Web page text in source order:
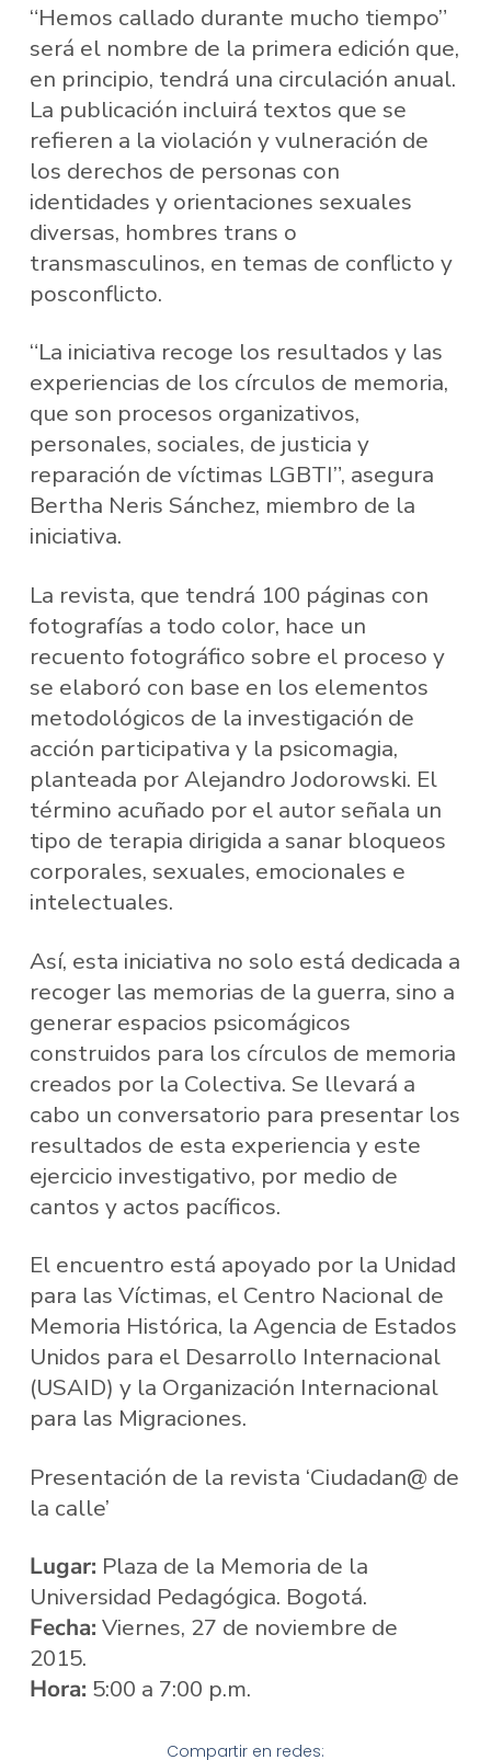
“Hemos callado durante mucho tiempo”
será el nombre de la primera edición que,
en principio, tendrá una circulación anual.
La publicación incluirá textos que se
refieren a la violación y vulneración de
los derechos de personas con
identidades y orientaciones sexuales
diversas, hombres trans o
transmasculinos, en temas de conflicto y
posconflicto.
“La iniciativa recoge los resultados y las
experiencias de los círculos de memoria,
que son procesos organizativos,
personales, sociales, de justicia y
reparación de víctimas LGBTI”, asegura
Bertha Neris Sánchez, miembro de la
iniciativa.
La revista, que tendrá 100 páginas con
fotografías a todo color, hace un
recuento fotográfico sobre el proceso y
se elaboró con base en los elementos
metodológicos de la investigación de
acción participativa y la psicomagia,
planteada por Alejandro Jodorowski. El
término acuñado por el autor señala un
tipo de terapia dirigida a sanar bloqueos
corporales, sexuales, emocionales e
intelectuales.
Así, esta iniciativa no solo está dedicada a
recoger las memorias de la guerra, sino a
generar espacios psicomágicos
construidos para los círculos de memoria
creados por la Colectiva. Se llevará a
cabo un conversatorio para presentar los
resultados de esta experiencia y este
ejercicio investigativo, por medio de
cantos y actos pacíficos.
El encuentro está apoyado por la Unidad
para las Víctimas, el Centro Nacional de
Memoria Histórica, la Agencia de Estados
Unidos para el Desarrollo Internacional
(USAID) y la Organización Internacional
para las Migraciones.
Presentación de la revista ‘Ciudadan@ de
la calle’
Lugar: Plaza de la Memoria de la
Universidad Pedagógica. Bogotá.
Fecha: Viernes, 27 de noviembre de
2015.
Hora: 5:00 a 7:00 p.m.
Compartir en redes: